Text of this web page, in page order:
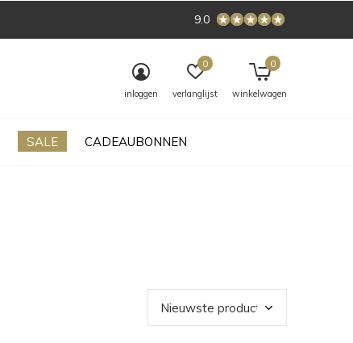
SALE CADEAUBONNEN
inloggen verlanglijst
0
winkelwagen
0
9.0